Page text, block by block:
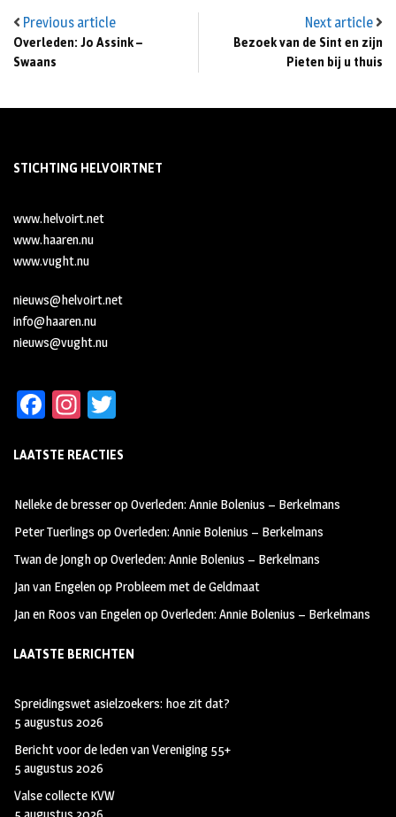
Previous article
Overleden: Jo Assink –
Swaans
Next article
Bezoek van de Sint en zijn
Pieten bij u thuis
STICHTING HELVOIRTNET
www.helvoirt.net
www.haaren.nu
www.vught.nu
nieuws@helvoirt.net
info@haaren.nu
nieuws@vught.nu
Fa
b
oo
k
In
ag
m
tt
LAATSTE REACTIES
Nelleke de bresseropOverleden: Annie Bolenius – Berkelmans
Peter Tuerlings opOverleden: Annie Bolenius – Berkelmans
Twan de JonghopOverleden: Annie Bolenius – Berkelmans
Jan van Engelenop Probleem met de Geldmaat
Jan en Roos van EngelenopOverleden: Annie Bolenius – Berkelmans
LAATSTE BERICHTEN
Spreidingswet asielzoekers: hoe zit dat?
5 augustus 2026
Bericht voor de leden van Vereniging 55+
5 augustus 2026
Valse collecte KVW